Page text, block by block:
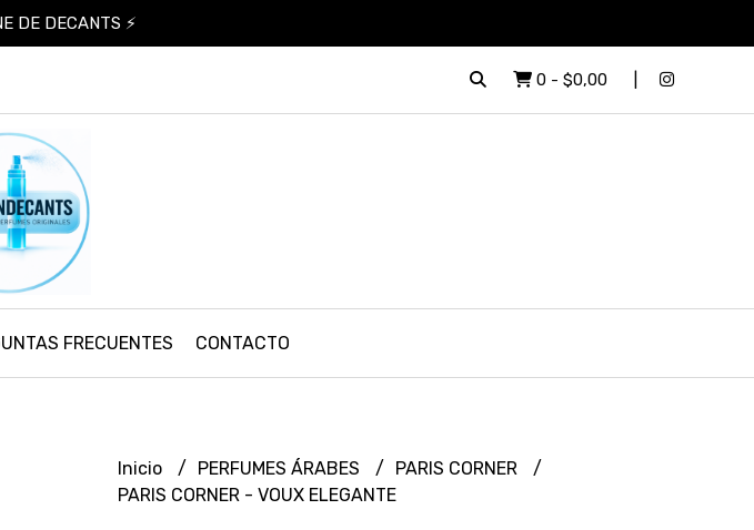
DE DECANTS ⚡
0 - $0,00
FRECUENTES CONTACTO
Inicio PERFUMES ÁRABES
PARIS CORNER
PARIS CORNER - VOUX ELEGANTE